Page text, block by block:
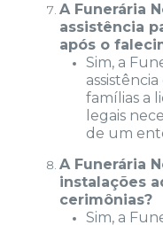
A Funerária
assistência
após o
Sim, a
famílias a
legais
de um
A Funerária
instalações
cerimônias?
Sim, a